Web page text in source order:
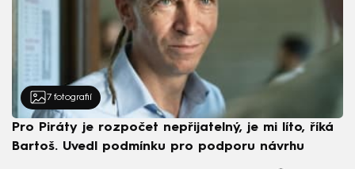
7 fotografií
Pro Piráty je rozpočet nepřijatelný, je mi líto, říká
Bartoš. Uvedl podmínku pro podporu návrhu